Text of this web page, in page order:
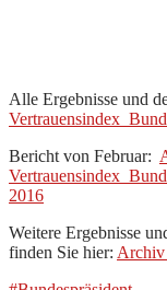
Alle Ergebnisse und
Bericht von Februar:
2016
Weitere Ergebnisse
finden Sie hier: Archiv